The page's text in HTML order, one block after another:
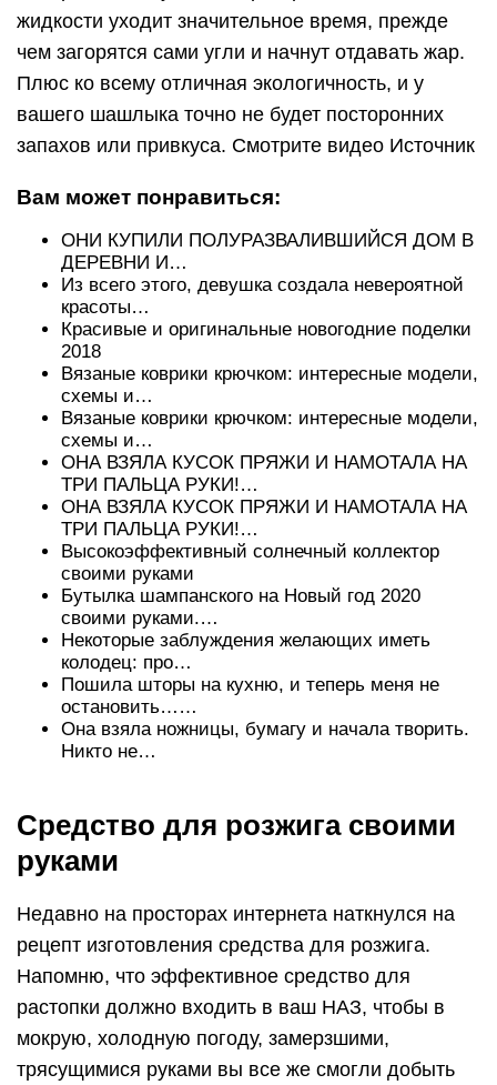
жидкости уходит значительное время, прежде
чем загорятся сами угли и начнут отдавать жар.
Плюс ко всему отличная экологичность, и у
вашего шашлыка точно не будет посторонних
запахов или привкуса. Смотрите видео Источник
Вам может понравиться:
ОНИ КУПИЛИ ПОЛУРАЗВАЛИВШИЙСЯ ДОМ В
ДЕРЕВНИ И…
Из всего этого, девушка создала невероятной
красоты…
Красивые и оригинальные новогодние поделки
2018
Вязаные коврики крючком: интересные модели,
схемы и…
Вязаные коврики крючком: интересные модели,
схемы и…
ОНА ВЗЯЛА КУСОК ПРЯЖИ И НАМОТАЛА НА
ТРИ ПАЛЬЦА РУКИ!…
ОНА ВЗЯЛА КУСОК ПРЯЖИ И НАМОТАЛА НА
ТРИ ПАЛЬЦА РУКИ!…
Высокоэффективный солнечный коллектор
своими руками
Бутылка шампанского на Новый год 2020
своими руками.…
Некоторые заблуждения желающих иметь
колодец: про…
Пошила шторы на кухню, и теперь меня не
остановить……
Она взяла ножницы, бумагу и начала творить.
Никто не…
Средство для розжига своими
руками
Недавно на просторах интернета наткнулся на
рецепт изготовления средства для розжига.
Напомню, что эффективное средство для
растопки должно входить в ваш НАЗ, чтобы в
мокрую, холодную погоду, замерзшими,
трясущимися руками вы все же смогли добыть